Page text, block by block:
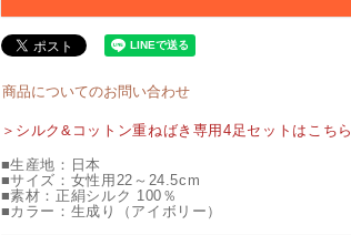
商品についてのお問い合わせ
＞シルク&コットン重ねばき専用4足セットはこちら
■生産地：日本
■サイズ：女性用22～24.5cm
■素材：正絹シルク 100％
■カラー：生成り（アイボリー）